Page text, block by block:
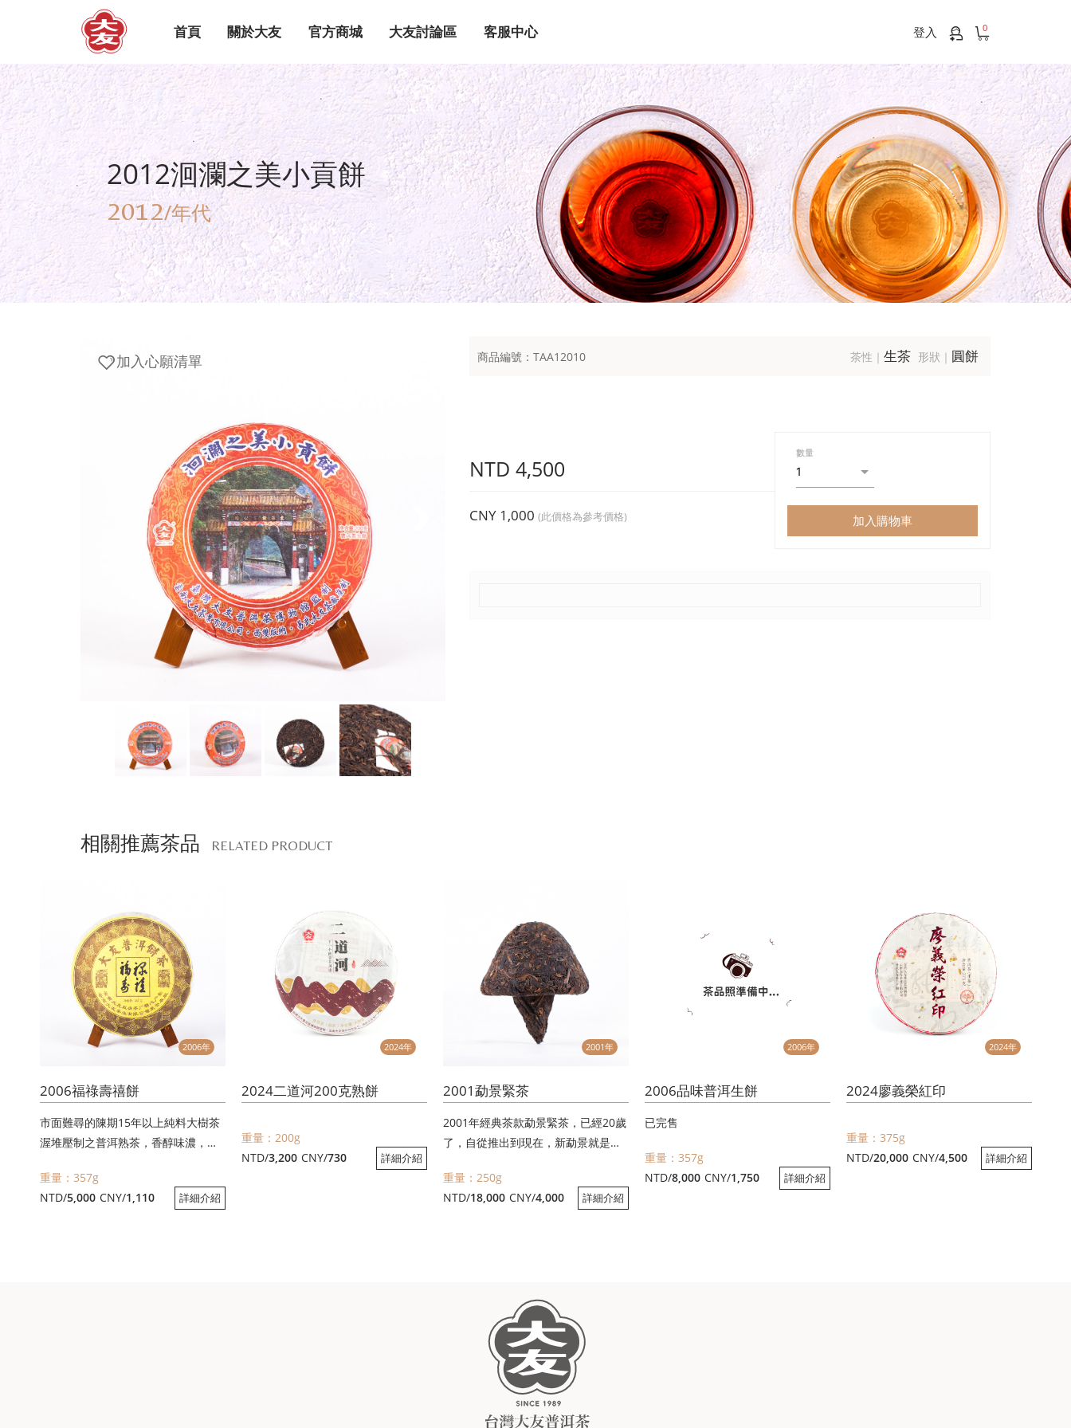
首頁 關於大友 官方商城 大友討論區 客服中心 登入 0
2012洄瀾之美小貢餅
2012/年代
商品編號：TAA12010 茶性｜生茶 形狀｜ 圓餅
NTD 4,500
CNY 1,000(此價格為參考價格)
數量
加入購物車
相關推薦茶品 RELATED PRODUCT
2006年
2006福祿壽禧餅
市面難尋的陳期15年以上純料大樹茶
渥堆壓制之普洱熟茶，香醇味濃，口
共有五種外包設計，可致電通知要哪
一款喔~
重量：357g
NTD/5,000 CNY/1,110 詳細介紹
2024年
2024二道河200克熟餅
重量：200g
NTD/3,200 CNY/730 詳細介紹
2001年
2001勐景緊茶
2001年經典茶款勐景緊茶，已經20歲
了，自從推出到現在，新勐景就是和
動，多少人因為喝了陳期15年的新勐
景而有所感悟，原來老勐景來得這麼
重量：250g
NTD/18,000 CNY/4,000 詳細介紹
2006年
2006品味普洱生餅
已完售
重量：357g
NTD/8,000 CNY/1,750 詳細介紹
2024年
2024廖義榮紅印
重量：375g
NTD/20,000 CNY/4,500 詳細介紹